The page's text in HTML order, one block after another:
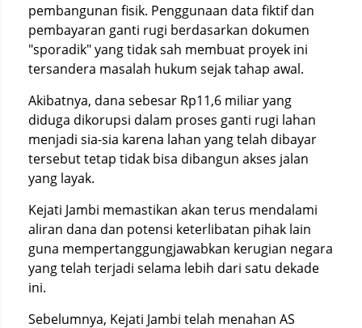
pembangunan fisik. Penggunaan data fiktif dan
pembayaran ganti rugi berdasarkan dokumen
"sporadik" yang tidak sah membuat proyek ini
tersandera masalah hukum sejak tahap awal.
Akibatnya, dana sebesar Rp11,6 miliar yang
diduga dikorupsi dalam proses ganti rugi lahan
menjadi sia-sia karena lahan yang telah dibayar
tersebut tetap tidak bisa dibangun akses jalan
yang layak.
Kejati Jambi memastikan akan terus mendalami
aliran dana dan potensi keterlibatan pihak lain
guna mempertanggungjawabkan kerugian negara
yang telah terjadi selama lebih dari satu dekade
ini.
Sebelumnya, Kejati Jambi telah menahan AS